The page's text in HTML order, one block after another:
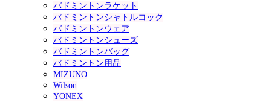
バドミントンラケット
バドミントンシャトルコック
バドミントンウェア
バドミントンシューズ
バドミントンバッグ
バドミントン用品
MIZUNO
Wilson
YONEX